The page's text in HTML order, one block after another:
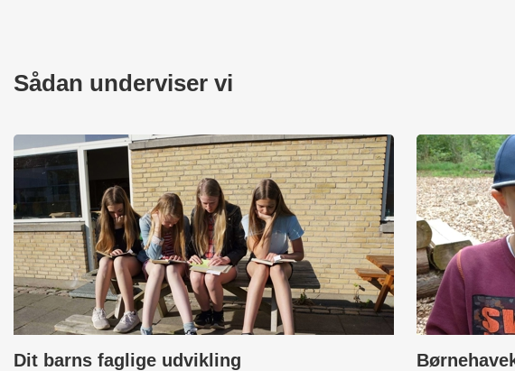
Sådan underviser vi
Dit barns faglige udvikling